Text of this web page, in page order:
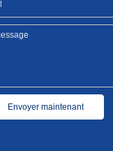
Envoyer maintenant